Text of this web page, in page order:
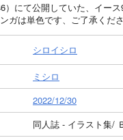
）にて公開していた、イー
ガは単色です、ご了承くださ
シロイシロ
ミシロ
2022/12/30
同人誌 - イラスト集/